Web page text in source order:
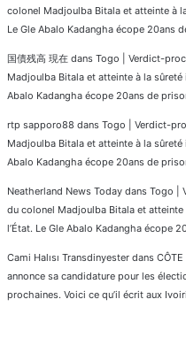
colonel Madjoulba Bitala et atteinte à
Le Gle Abalo Kadangha écope 20ans
国債残高 現在 dans Togo | Verdict-
Madjoulba Bitala et atteinte à la sûreté
Abalo Kadangha écope 20ans de
rtp sapporo88 dans Togo | Verdict-
Madjoulba Bitala et atteinte à la sûreté
Abalo Kadangha écope 20ans de
Neatherland News Today dans Togo |
du colonel Madjoulba Bitala et atteinte
l’État. Le Gle Abalo Kadangha écope
Cami Halısı Transdinyester dans CÔTE
annonce sa candidature pour les
prochaines. Voici ce qu’il écrit aux